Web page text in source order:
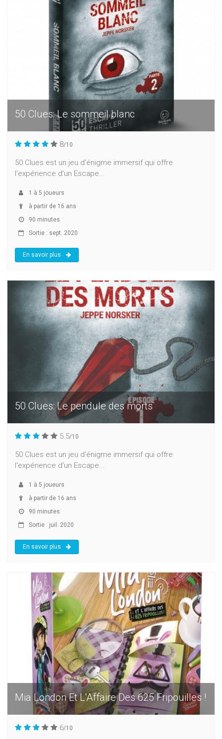
50 Clues: Le sommeil blanc
8/10
50 Clues est un jeu d'énigme immersif qui offre
l'expérience d'un Escape...
1 à 5 joueurs
à partir de 16 ans
90 minutes
Sortie : sept. 2020
En savoir plus
50 Clues: Le pendule des morts
5.5/10
50 Clues est un jeu d'énigme immersif qui offre
l'expérience d'un Escape...
1 à 5 joueurs
à partir de 16 ans
90 minutes
Sortie : juil. 2020
En savoir plus
Mia London Et L'Affaire Des 625 Fripouilles !
6/10